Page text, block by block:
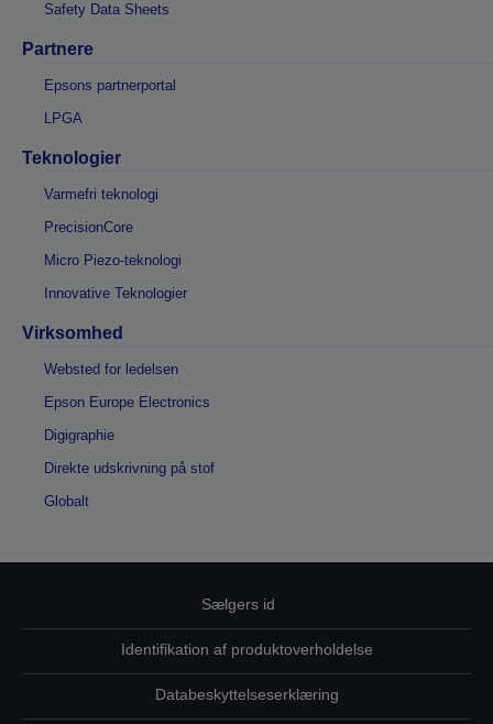
Safety Data Sheets
Partnere
Epsons partnerportal
LPGA
Teknologier
Varmefri teknologi
PrecisionCore
Micro Piezo-teknologi
Innovative Teknologier
Virksomhed
Websted for ledelsen
Epson Europe Electronics
Digigraphie
Direkte udskrivning på stof
Globalt
Sælgers id
Identifikation af produktoverholdelse
Databeskyttelseserklæring